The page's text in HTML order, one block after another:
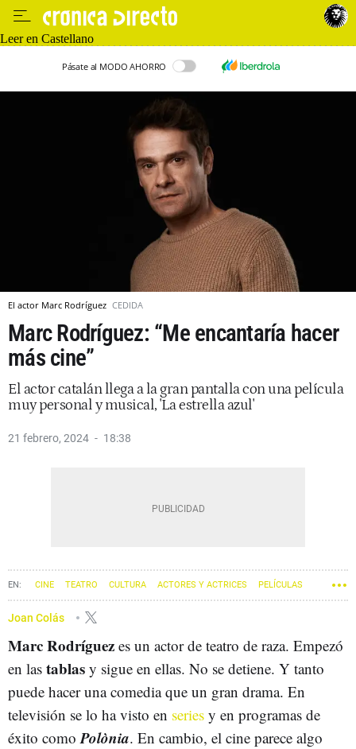
Leer en Castellano
Pásate al MODO AHORRO
El actor Marc Rodríguez CEDIDA
Marc Rodríguez: “Me encantaría hacer
más cine”
El actor catalán llega a la gran pantalla con una película
muy personal y musical, 'La estrella azul'
21 febrero, 2024 18:38
CINE TEATRO CULTURA ACTORES Y ACTRICES PELÍCULAS
ENTREVISTAS
Joan Colás
Marc Rodríguez es un actor de teatro de raza. Empezó
en las tablas y sigue en ellas. No se detiene. Y tanto
puede hacer una comedia que un gran drama. En
televisión se lo ha visto en series y en programas de
éxito comoPolònia. En cambio, el cine parece algo